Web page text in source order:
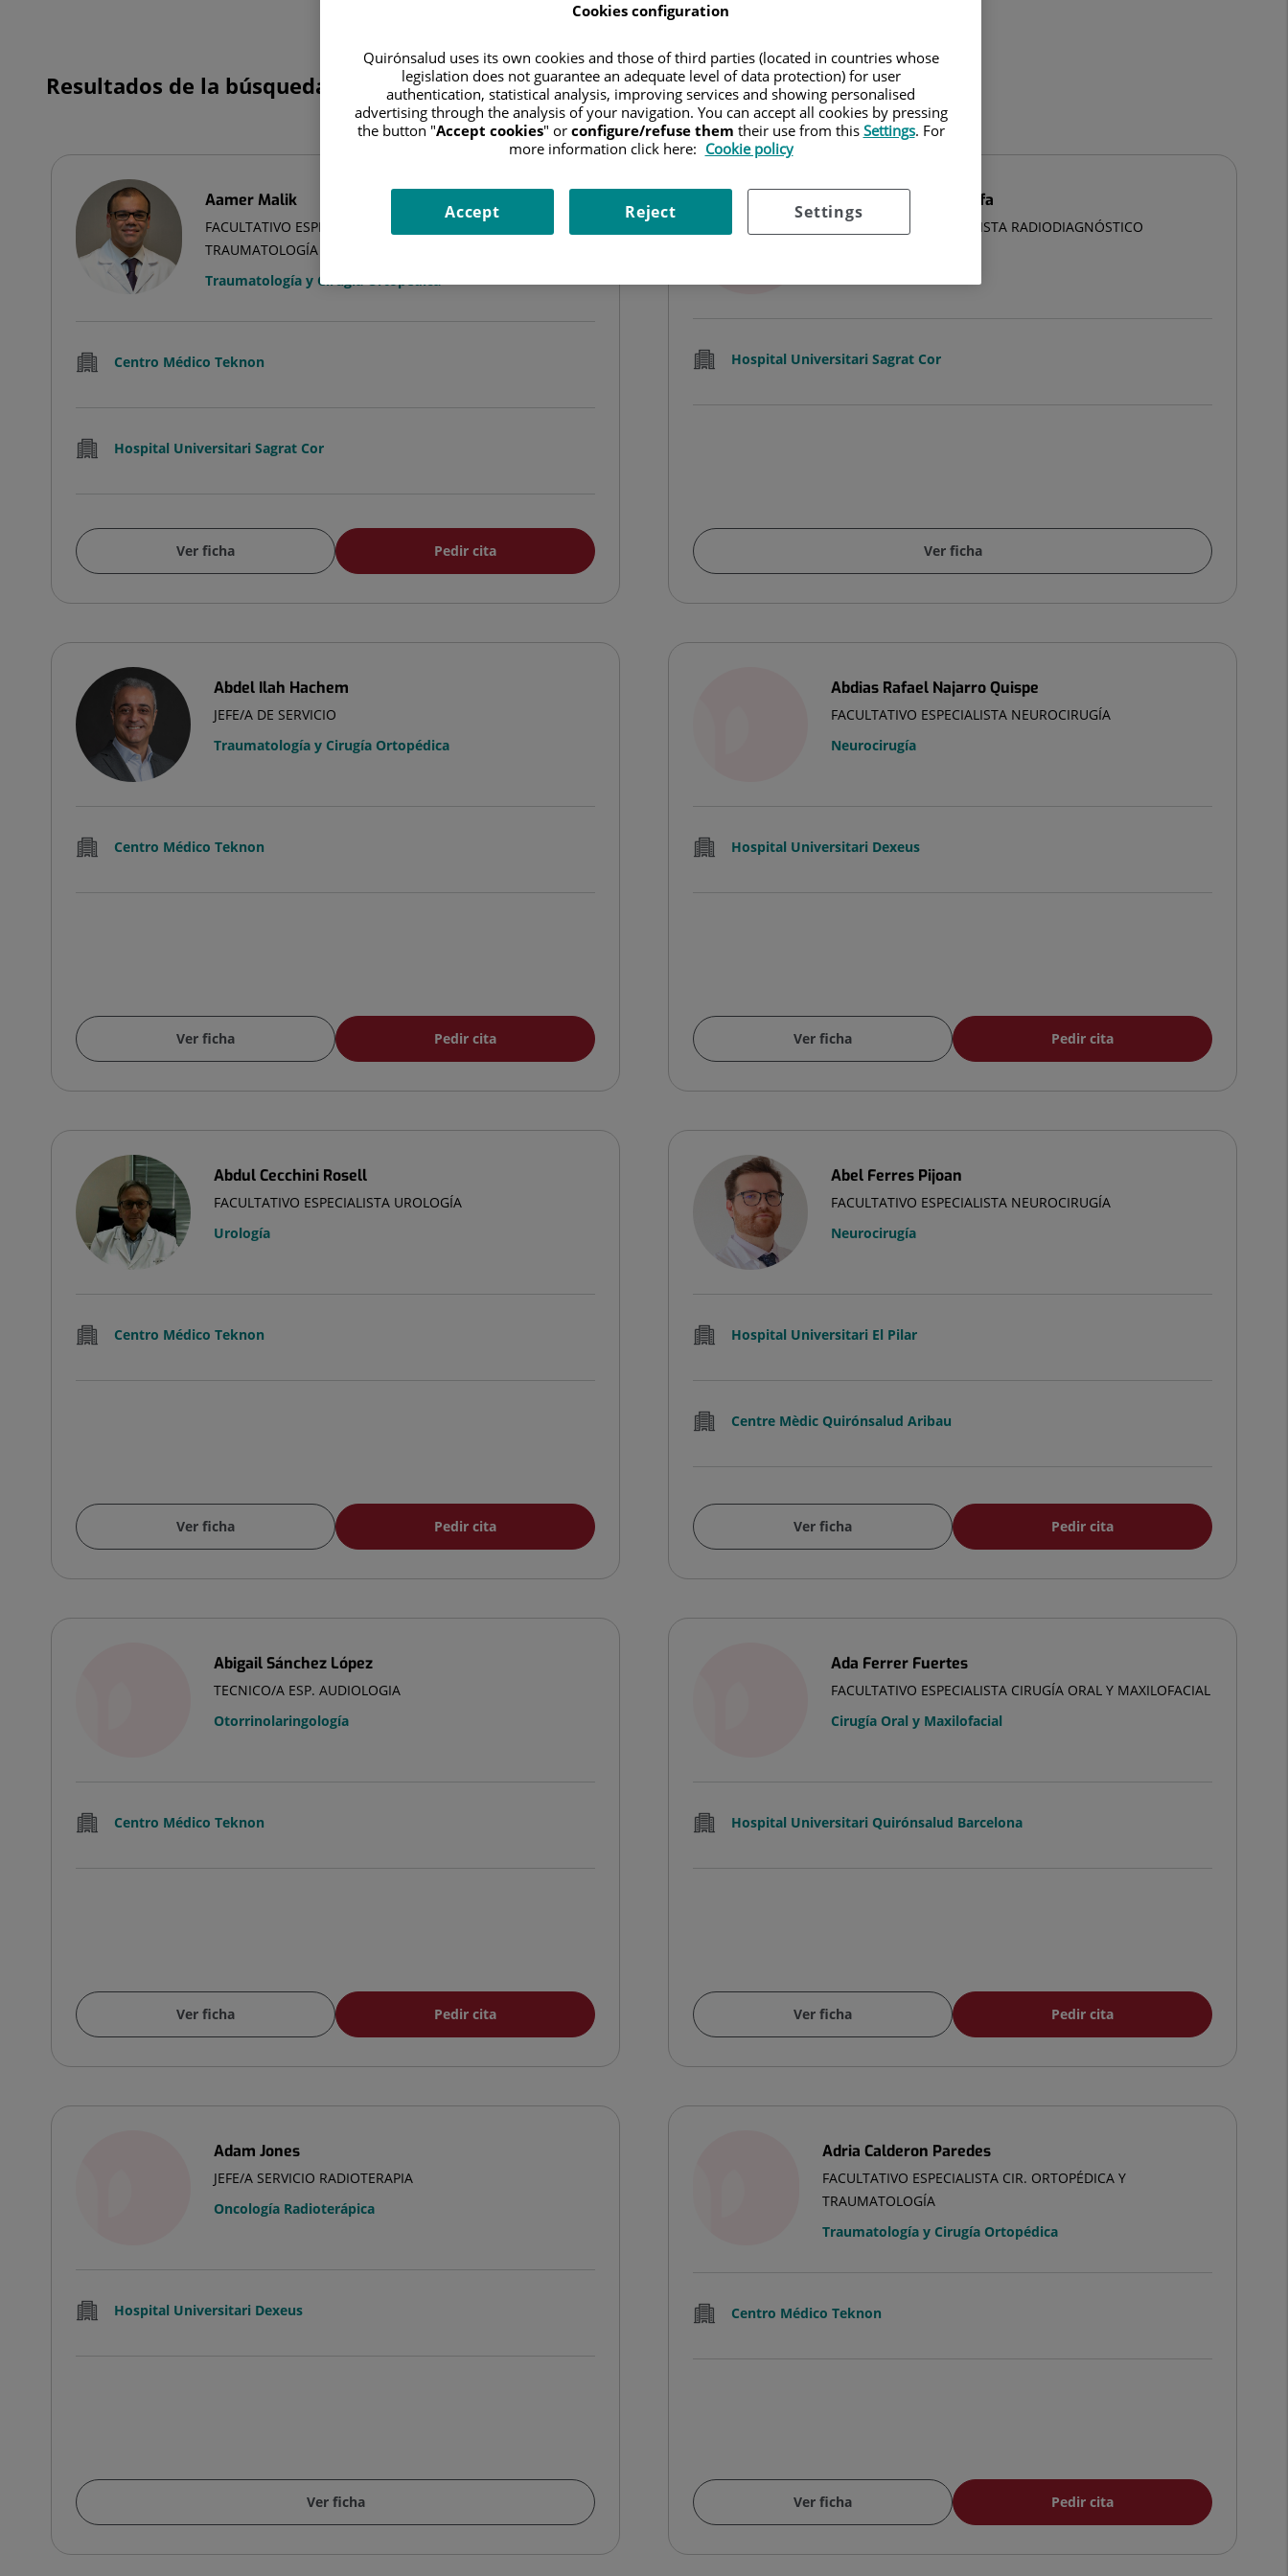
Buscar
Resultados de la búsqueda
Aamer Malik
FACULTATIVO ESPECIALISTA CIR. ORTOPÉDICA Y
TRAUMATOLOGÍA
Traumatología y Cirugía Ortopédica
Centro Médico Teknon
Hospital Universitari Sagrat Cor
Ver ficha Pedir cita
Abdel Hakim Moustafa
FACULTATIVO ESPECIALISTA RADIODIAGNÓSTICO
Hospital Universitari Sagrat Cor
Ver ficha
Abdel Ilah Hachem
JEFE/A DE SERVICIO
Traumatología y Cirugía Ortopédica
Centro Médico Teknon
Ver ficha Pedir cita
Abdias Rafael Najarro Quispe
FACULTATIVO ESPECIALISTA NEUROCIRUGÍA
Neurocirugía
Hospital Universitari Dexeus
Ver ficha Pedir cita
Abdul Cecchini Rosell
FACULTATIVO ESPECIALISTA UROLOGÍA
Urología
Centro Médico Teknon
Ver ficha Pedir cita
Abel Ferres Pijoan
FACULTATIVO ESPECIALISTA NEUROCIRUGÍA
Neurocirugía
Hospital Universitari El Pilar
Centre Mèdic Quirónsalud Aribau
Ver ficha Pedir cita
Abigail Sánchez López
TECNICO/A ESP. AUDIOLOGIA
Otorrinolaringología
Centro Médico Teknon
Ver ficha Pedir cita
Ada Ferrer Fuertes
FACULTATIVO ESPECIALISTA CIRUGÍA ORAL Y MAXILOFACIAL
Cirugía Oral y Maxilofacial
Hospital Universitari Quirónsalud Barcelona
Ver ficha Pedir cita
Adam Jones
JEFE/A SERVICIO RADIOTERAPIA
Oncología Radioterápica
Hospital Universitari Dexeus
Ver ficha
Adria Calderon Paredes
FACULTATIVO ESPECIALISTA CIR. ORTOPÉDICA Y
TRAUMATOLOGÍA
Traumatología y Cirugía Ortopédica
Centro Médico Teknon
Ver ficha Pedir cita
Cookies configuration
Quirónsalud uses its own cookies and those of third parties (located in countries whose
legislation does not guarantee an adequate level of data protection) for user
authentication, statistical analysis, improving services and showing personalised
advertising through the analysis of your navigation. You can accept all cookies by pressing
the button "Accept cookies" or configure/refuse them their use from this Settings. For
more information click here: Cookie policy
Settings
Reject
Accept